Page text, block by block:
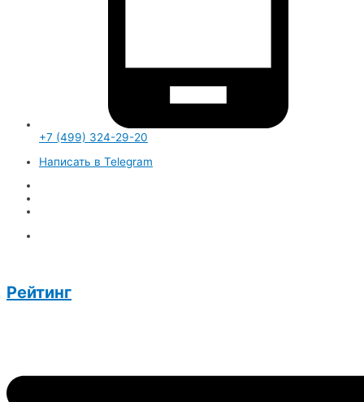
+7 (499) 324-29-20
Написать в Telegram
Рейтинг